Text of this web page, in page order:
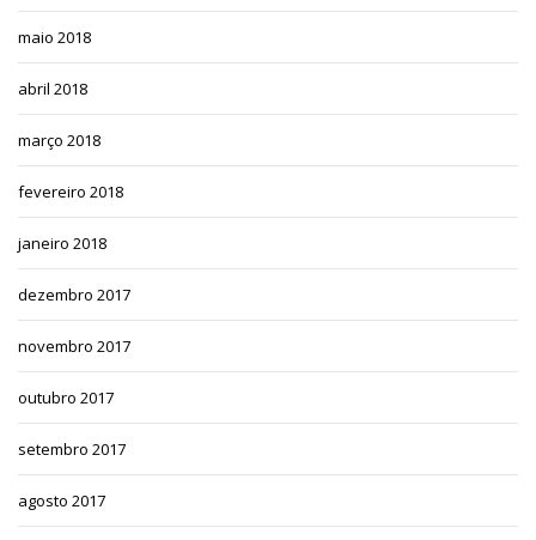
maio 2018
abril 2018
março 2018
fevereiro 2018
janeiro 2018
dezembro 2017
novembro 2017
outubro 2017
setembro 2017
agosto 2017